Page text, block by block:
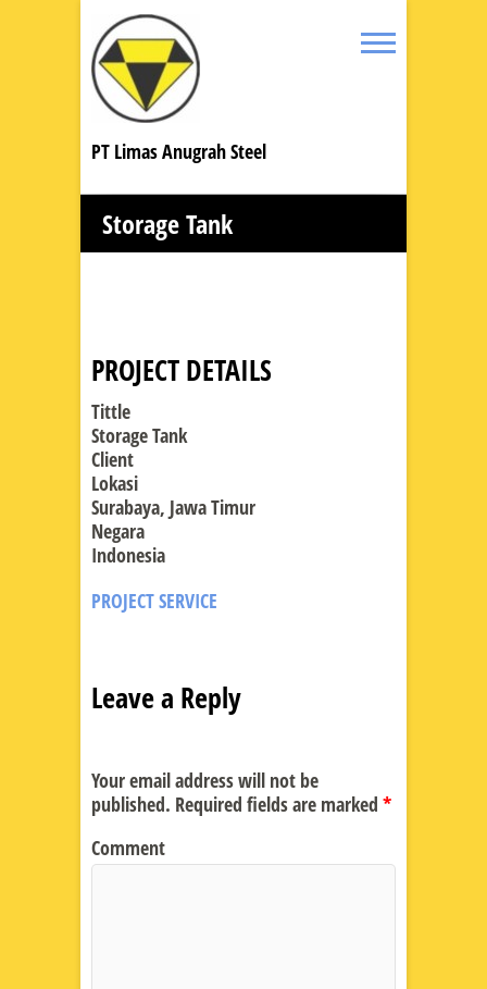
PT Limas Anugrah Steel
Storage Tank
PROJECT DETAILS
Tittle
Storage Tank
Client
Lokasi
Surabaya, Jawa Timur
Negara
Indonesia
PROJECT SERVICE
Leave a Reply
Your email address will not be
published. Required fields are marked *
Comment